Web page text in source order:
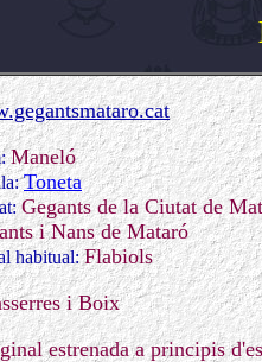
Maneló
Toneta
Gegants de la Ciutat de
i Nans de Mataró
habitual:Flabiols
i Boix
estrenada a principis